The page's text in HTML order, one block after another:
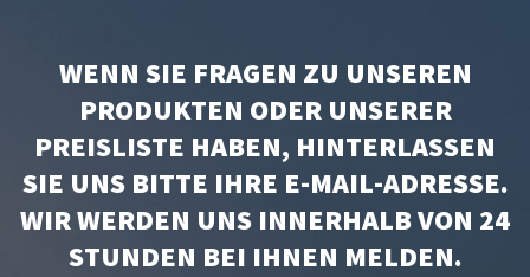
WENN SIE FRAGEN ZU UNSEREN
PRODUKTEN ODER UNSERER
PREISLISTE HABEN, HINTERLASSEN
SIE UNS BITTE IHRE E-MAIL-ADRESSE.
WIR WERDEN UNS INNERHALB VON 24
STUNDEN BEI IHNEN MELDEN.